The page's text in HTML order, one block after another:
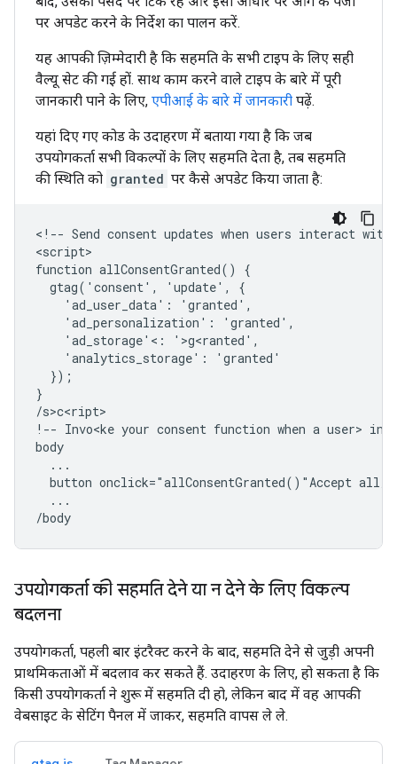
पर अपडेट करने के निर्देश का पालन करें.
यह आपकी ज़िम्मेदारी है कि सहमति के सभी टाइप के लिए सही
वैल्यू सेट की गई हों. साथ काम करने वाले टाइप के बारे में पूरी
जानकारी पाने के लिए, एपीआई के बारे में जानकारी पढ़ें.
यहां दिए गए कोड के उदाहरण में बताया गया है कि जब
उपयोगकर्ता सभी विकल्पों के लिए सहमति देता है, तब सहमति
की स्थिति को granted पर कैसे अपडेट किया जाता है:
<!-- Send consent updates when users interact
<script>
function allConsentGranted() {
  gtag('consent', 'update', {
    'ad_user_data': 'granted',
    'ad_personalization': 'granted',
    'ad_storage'<: '>g<ranted',
    'analytics_storage': 'granted'
  });
}
/s>c<ript>
!-- Invo<ke your consent function when a user>
body
  ...
button onclick="allConsentGranted()"Accept all/
  ...
उपयोगकर्ता की सहमति देने या न देने के लिए विकल्प
बदलना
उपयोगकर्ता, पहली बार इंटरैक्ट करने के बाद, सहमति देने से जुड़ी अपनी
प्राथमिकताओं में बदलाव कर सकते हैं. उदाहरण के लिए, हो सकता है कि
किसी उपयोगकर्ता ने शुरू में सहमति दी हो, लेकिन बाद में वह आपकी
वेबसाइट के सेटिंग पैनल में जाकर, सहमति वापस ले ले.